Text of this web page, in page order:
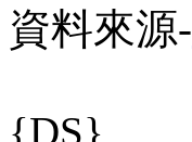
資料來源-
{DS}